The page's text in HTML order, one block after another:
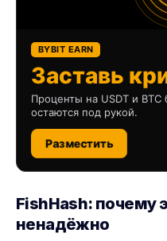
BYBIT EARN
Заставь
Проценты на USDT и
остаются под рукой.
Разместить
FishHash: почему
ненадёжно